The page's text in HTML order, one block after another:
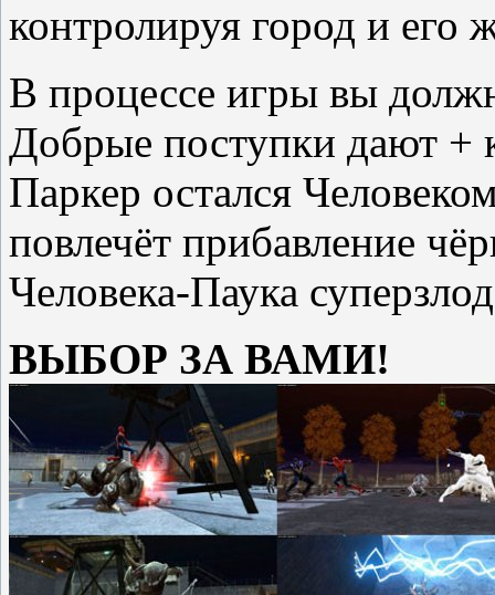
контролируя город и его
В процессе игры вы
Добрые поступки дают +
Паркер остался
повлечёт прибавление
Человека-Паука
ВЫБОР ЗА ВАМИ!